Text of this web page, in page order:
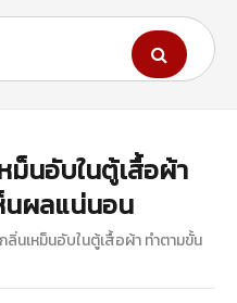
ม็นอับในตู้เสื้อผ้า
นผลแน่นอน
ลิ่นเหม็นอับในตู้เสื้อผ้า ทำตามขั้น